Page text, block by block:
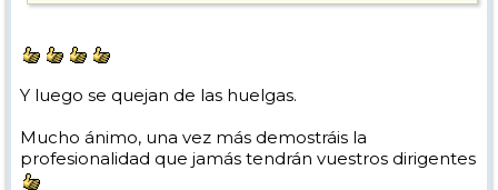
Y luego se quejan de las huelgas.
Mucho ánimo, una vez más demostráis la
profesionalidad que jamás tendrán vuestros dirigentes